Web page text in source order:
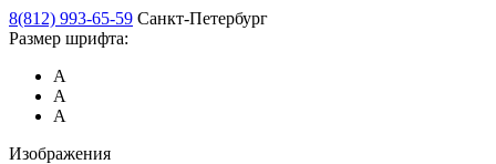
8(812) 993-65-59 Санкт-Петербург
Размер шрифта:
А
А
А
Изображения